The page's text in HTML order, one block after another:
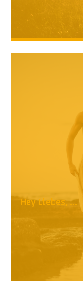
Hey Liebes, ...